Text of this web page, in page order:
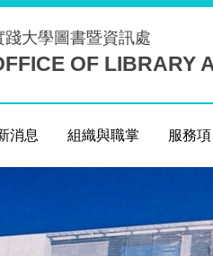
踐大學 圖書暨資訊處
OF LIBRARY
消息 組織與職掌 服務項